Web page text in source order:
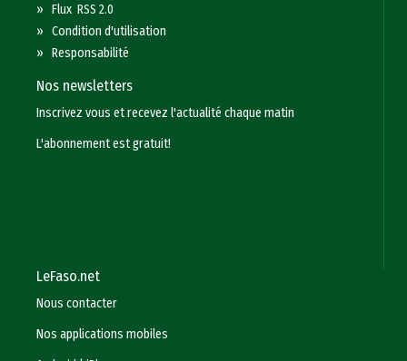
»Flux RSS 2.0
»Condition d'utilisation
»Responsabilité
Nos newsletters
Inscrivez vous et recevez l'actualité chaque matin
L'abonnement est gratuit!
LeFaso.net
Nous contacter
Nos applications mobiles